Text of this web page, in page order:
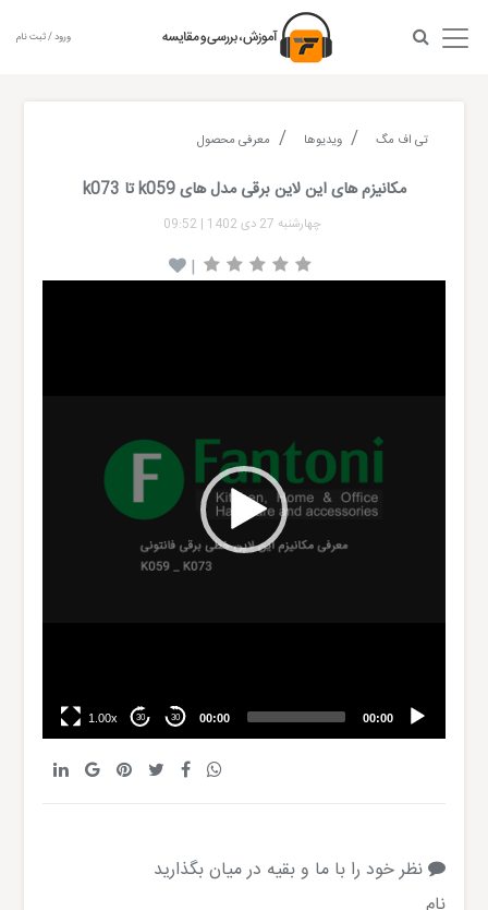
ورود / ثبت نام
تی اف مگ ویدیوها معرفی محصول
مکانیزم های این لاین برقی مدل های k059 تا k073
چهارشنبه 27 دی 1402 |
09:52
|
Video
00:00
00:00
30
30
1.00x
نظر خود را با ما و بقیه در میان بگذارید